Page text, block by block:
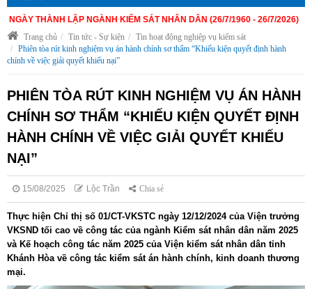
THÀNH LẬP NGÀNH KIỂM SÁT NHÂN DÂN (26/7/1960 - 26/7/2026)
Trang chủ
Tin tức - Sự kiện
Tin hoạt động nghiệp vụ kiểm sát
Phiên tòa rút kinh nghiệm vụ án hành chính sơ thẩm “Khiếu kiện quyết định hành
chính về việc giải quyết khiếu nại”
PHIÊN TÒA RÚT KINH NGHIỆM VỤ ÁN HÀNH
CHÍNH SƠ THẨM “KHIẾU KIỆN QUYẾT ĐỊNH
HÀNH CHÍNH VỀ VIỆC GIẢI QUYẾT KHIẾU
NẠI”
15/08/2025 Lộc Trần Chia sẻ
Thực hiện Chỉ thị số 01/CT-VKSTC ngày 12/12/2024 của Viện trưởng
VKSND tối cao về công tác của ngành Kiểm sát nhân dân năm 2025
và Kế hoạch công tác năm 2025 của Viện kiểm sát nhân dân tỉnh
Khánh Hòa về công tác kiểm sát án hành chính, kinh doanh thương
mại.